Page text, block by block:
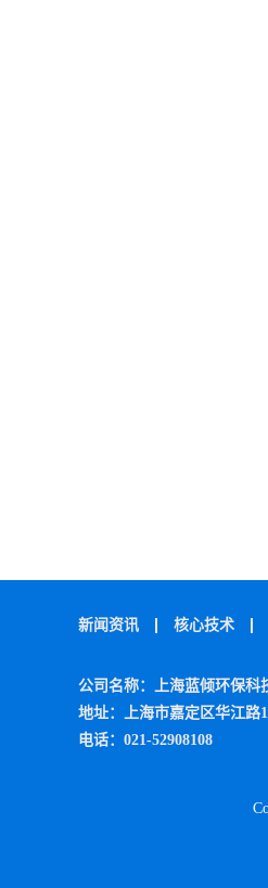
新闻资讯 核心技术
公司名称：上海蓝倾环保科
地址：上海市嘉定区华江路
电话：021-52908108